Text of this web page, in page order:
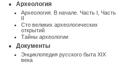
Археология
Археология. В начале. Часть I Часть
II
Сто великих археологических
открытий
Тайны археологии
Документы
Энциклопедия русского быта XIX
века